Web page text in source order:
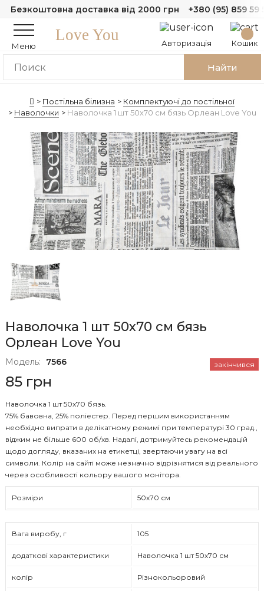
Безкоштовна доставка від 2000 грн +380 (95) 859 59
Меню
Love You Авторизація Кошик
Найти
Постільна білизна
Комплектуючі до постільної
Наволочки
Наволочка 1 шт 50x70 см бязь Орлеан Love You
Наволочка 1 шт 50x70 см бязь
Орлеан Love You
Модель: 7566 закінчився
85 грн
Розміри 50х70 см
Вага виробу, г 105
додаткові характеристики Наволочка 1 шт 50х70 см
колір Різнокольоровий
Наволочка 1 шт 50x70 бязь.
75% бавовна, 25% поліестер. Перед першим використанням
необхідно випрати в делікатному режимі при температурі 30 град.,
віджим не більше 600 об/хв. Надалі, дотримуйтесь рекомендацій
щодо догляду, вказаних на етикетці, звертаючи увагу на всі
символи. Колір на сайті може незначно відрізнятися від реального
через особливості кольору вашого монітора.